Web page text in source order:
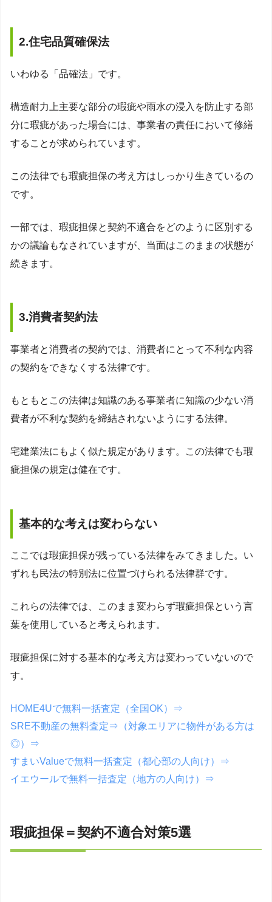
2.住宅品質確保法
いわゆる「品確法」です。
構造耐力上主要な部分の瑕疵や雨水の浸入を防止する部
分に瑕疵があった場合には、事業者の責任において修繕
することが求められています。
この法律でも瑕疵担保の考え方はしっかり生きているの
です。
一部では、瑕疵担保と契約不適合をどのように区別する
かの議論もなされていますが、当面はこのままの状態が
続きます。
3.消費者契約法
事業者と消費者の契約では、消費者にとって不利な内容
の契約をできなくする法律です。
もともとこの法律は知識のある事業者に知識の少ない消
費者が不利な契約を締結されないようにする法律。
宅建業法にもよく似た規定があります。この法律でも瑕
疵担保の規定は健在です。
基本的な考えは変わらない
ここでは瑕疵担保が残っている法律をみてきました。い
ずれも民法の特別法に位置づけられる法律群です。
これらの法律では、このまま変わらず瑕疵担保という言
葉を使用していると考えられます。
瑕疵担保に対する基本的な考え方は変わっていないので
す。
HOME4Uで無料一括査定（全国OK）⇒
SRE不動産の無料査定⇒（対象エリアに物件がある方は
◎）⇒
すまいValueで無料一括査定（都心部の人向け）⇒
イエウールで無料一括査定（地方の人向け）⇒
瑕疵担保＝契約不適合対策5選